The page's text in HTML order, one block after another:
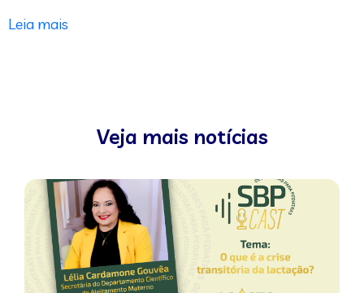
Leia mais
Veja mais notícias